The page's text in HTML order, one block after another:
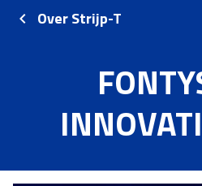
Over Strijp-T